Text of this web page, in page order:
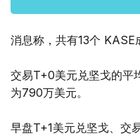
消息称，共有13个 KASE
交易T+0美元兑坚戈的平
为790万美元。
早盘T+1美元兑坚戈、交